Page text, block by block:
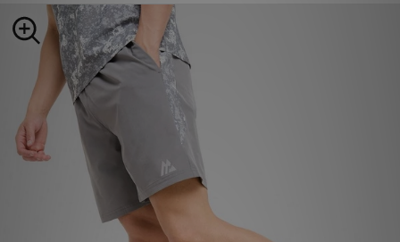
Heren
Dames
Kids
Collecties